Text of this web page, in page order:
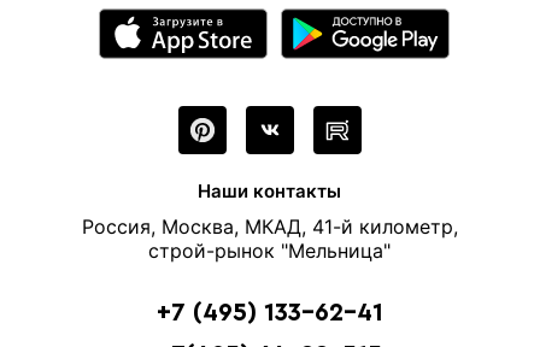
Наши контакты
Россия, Москва, МКАД, 41-й километр,
строй-рынок "Мельница"
+7 (495) 133-62-41